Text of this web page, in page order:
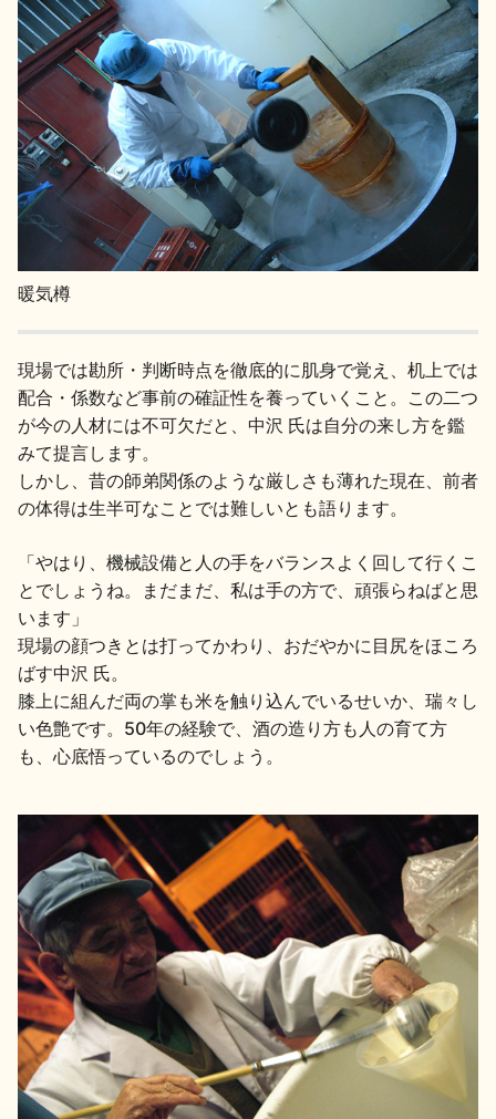
暖気樽
現場では勘所・判断時点を徹底的に肌身で覚え、机上では
配合・係数など事前の確証性を養っていくこと。この二つ
が今の人材には不可欠だと、中沢 氏は自分の来し方を鑑
みて提言します。
しかし、昔の師弟関係のような厳しさも薄れた現在、前者
の体得は生半可なことでは難しいとも語ります。
「やはり、機械設備と人の手をバランスよく回して行くこ
とでしょうね。まだまだ、私は手の方で、頑張らねばと思
います」
現場の顔つきとは打ってかわり、おだやかに目尻をほころ
ばす中沢 氏。
膝上に組んだ両の掌も米を触り込んでいるせいか、瑞々し
い色艶です。50年の経験で、酒の造り方も人の育て方
も、心底悟っているのでしょう。